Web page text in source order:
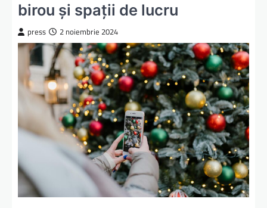
birou și spații de lucru
press 2 noiembrie 2024